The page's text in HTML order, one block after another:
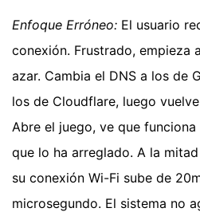
Enfoque Erróneo: El usuario
conexión. Frustrado, empieza
azar. Cambia el DNS a los de
los de Cloudflare, luego
Abre el juego, ve que
que lo ha arreglado. A la
su conexión Wi-Fi sube de
microsegundo. El sistema no